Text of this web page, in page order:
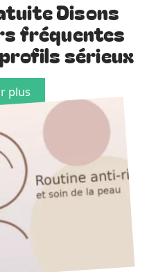
Disons
fréquentes
sérieux
plus